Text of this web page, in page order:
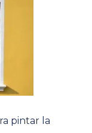
pintar la